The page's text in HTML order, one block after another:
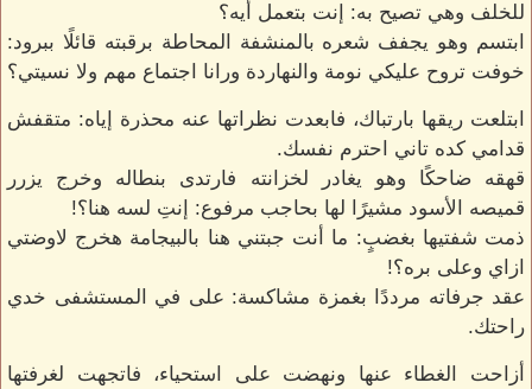
للخلف وهي تصيح به: إنت بتعمل أيه؟
ابتسم وهو يجفف شعره بالمنشفة المحاطة برقبته قائلًا ببرود:
خوفت تروح عليكي نومة والنهاردة ورانا اجتماع مهم ولا نسيتي؟
ابتلعت ريقها بارتباك، فابعدت نظراتها عنه محذرة إياه: متقفش
قدامي كده تاني احترم نفسك.
قهقه ضاحكًا وهو يغادر لخزانته فارتدى بنطاله وخرج يزرر
قميصه الأسود مشيرًا لها بحاجب مرفوع: إنتِ لسه هنا؟!
ذمت شفتيها بغضبٍ: ما أنت جبتني هنا بالبيجامة هخرج لاوضتي
ازاي وعلى بره؟!
عقد جرفاته مرددًا بغمزة مشاكسة: على في المستشفى خدي
راحتك.
أزاحت الغطاء عنها ونهضت على استحياء، فاتجهت لغرفتها